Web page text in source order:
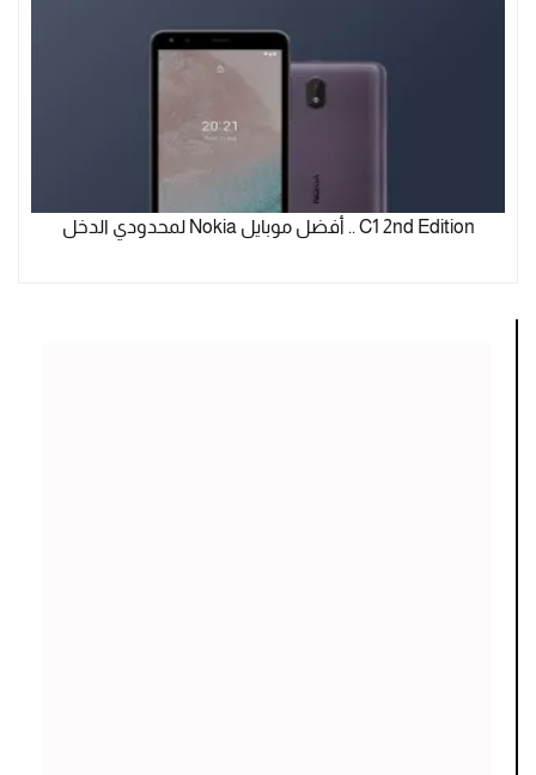
C1 2nd Edition .. أفضل موبايل Nokia لمحدودي الدخل